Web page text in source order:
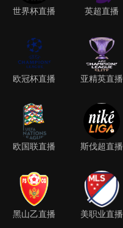
世界杯直播 英超直播
欧冠杯直播 亚精英直播
欧国联直播 斯伐超直播
黑山乙直播 美职业直播